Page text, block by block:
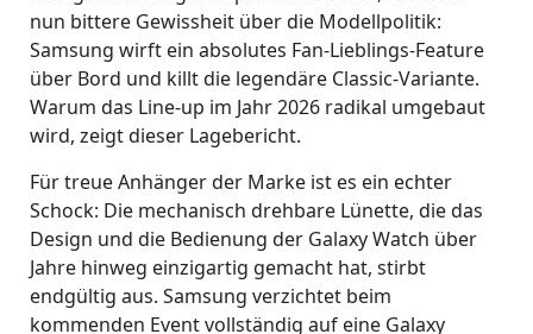
nun bittere Gewissheit über die Modellpolitik:
Samsung wirft ein absolutes Fan-Lieblings-Feature
über Bord und killt die legendäre Classic-Variante.
Warum das Line-up im Jahr 2026 radikal umgebaut
wird, zeigt dieser Lagebericht.
Für treue Anhänger der Marke ist es ein echter
Schock: Die mechanisch drehbare Lünette, die das
Design und die Bedienung der Galaxy Watch über
Jahre hinweg einzigartig gemacht hat, stirbt
endgültig aus. Samsung verzichtet beim
kommenden Event vollständig auf eine Galaxy